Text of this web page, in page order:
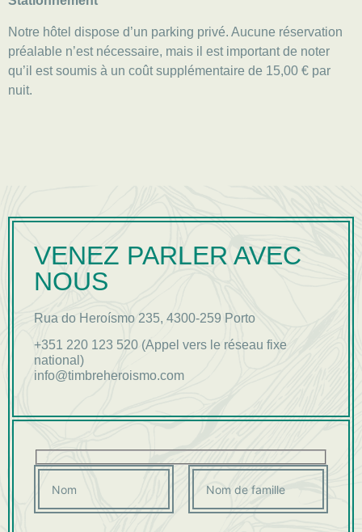
Notre hôtel dispose d’un parking privé. Aucune réservation
préalable n’est nécessaire, mais il est important de noter
qu’il est soumis à un coût supplémentaire de 15,00 € par
nuit.
VENEZ PARLER AVEC
NOUS
Rua do Heroísmo 235, 4300-259 Porto
+351 220 123 520 (Appel vers le réseau fixe
national)
info@timbreheroismo.com